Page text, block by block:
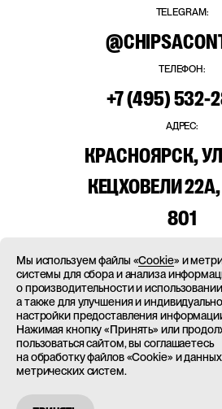
TELEGRAM:
ТЕЛЕФОН:
+7(495)532-
АДРЕС:
КРАСНОЯРСК,
КЕЦХОВЕЛИ22А,
801
РЕКВИЗИТЫ
ИЩИТЕНАС
CODEPENLINKEDIN
Мы используем файлы «Cookie» и
системы для сбора и анализа
о производительности и
а также для улучшения и
настройки предоставления
Нажимая кнопку «Принять» или
пользоваться сайтом, вы соглашаетесь
на обработку файлов «Cookie» и данных
метрических систем.
17.07.2026
Энерголайн: как сделать сайт,
команда назвала самым чистым
года